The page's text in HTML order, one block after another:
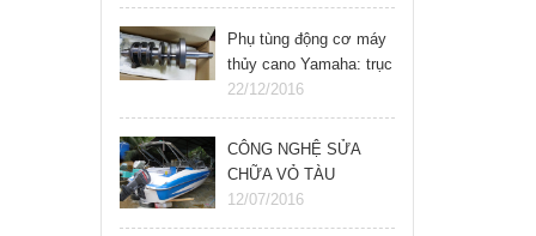
Phụ tùng động cơ máy
thủy cano Yamaha: trục
khuỷu, cốt máy cano
22/12/2016
CÔNG NGHỆ SỬA
CHỮA VỎ TÀU
COMPOSITE
12/07/2016